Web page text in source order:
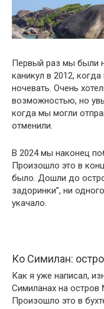
Первый раз мы были
каникул в 2012,
ночевать. Очень
возможностью, но
когда мы могли
отменили.
В 2024 мы наконец
Произошло это в
было. Дошли до
задоринки”, ни
укачало.
Ко Симилан:
Как я уже написал,
Симиланах на
Произошло это в